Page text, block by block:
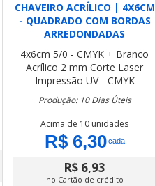
CHAVEIRO ACRÍLICO | 4X6CM
- QUADRADO COM BORDAS
ARREDONDADAS
4x6cm 5/0 - CMYK + Branco
Acrílico 2 mm Corte Laser
Impressão UV - CMYK
Produção: 10 Dias Úteis
Acima de 10 unidades
R$ 6,30cada
R$ 6,93
no Cartão de crédito